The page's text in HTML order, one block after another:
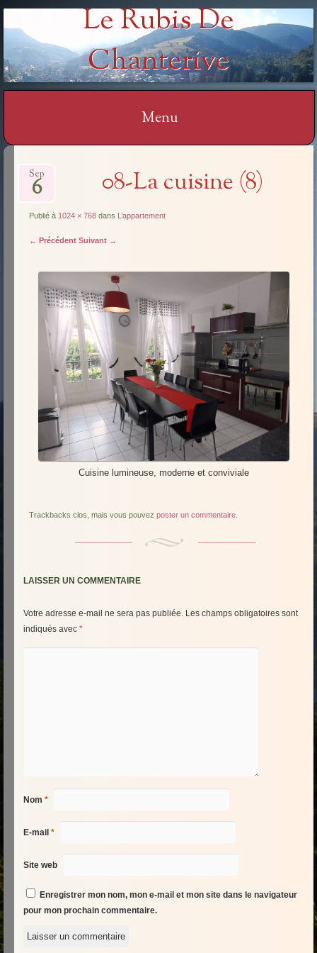
Le Rubis De
Chanterive
Menu
contenu
08-La cuisine (8)
Sep
6
Publié à 1024 × 768dans L’appartement
← Précédent Suivant →
Cuisine lumineuse, moderne et conviviale
Trackbacks clos, mais vous pouvez poster un commentaire.
LAISSER UN COMMENTAIRE
Votre adresse e-mail ne sera pas publiée. Les champs obligatoires sont
indiqués avec *
Nom *
E-mail *
Site web
Enregistrer mon nom, mon e-mail et mon site dans le navigateur
pour mon prochain commentaire.